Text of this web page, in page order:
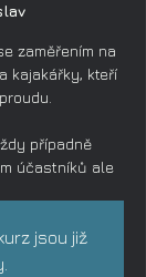
zaměřením na
kajakářky, kteří
případně
účastníků ale
jsou již